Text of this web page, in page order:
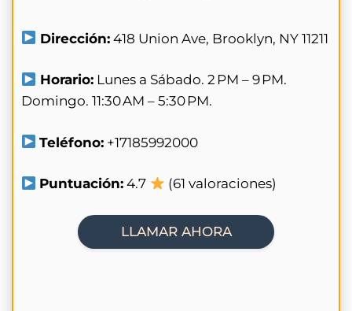
Dirección: 418 Union Ave, Brooklyn, NY 11211
Horario: Lunes a Sábado. 2 PM – 9 PM.
Domingo. 11:30 AM – 5:30 PM.
Teléfono: +17185992000
Puntuación: 4.7 (61 valoraciones)
LLAMAR AHORA